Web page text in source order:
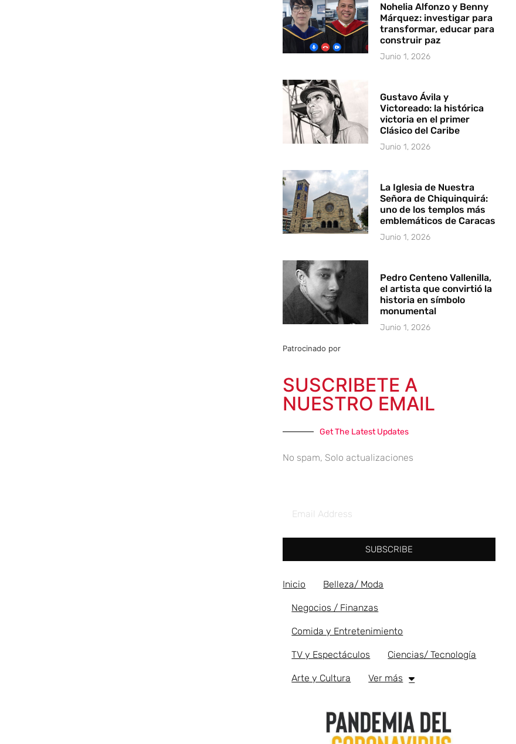
Nohelia Alfonzo y Benny
Márquez: investigar para
transformar, educar para
construir paz
Junio 1, 2026
Gustavo Ávila y
Victoreado: la histórica
victoria en el primer
Clásico del Caribe
Junio 1, 2026
La Iglesia de Nuestra
Señora de Chiquinquirá:
uno de los templos más
emblemáticos de Caracas
Junio 1, 2026
Pedro Centeno Vallenilla,
el artista que convirtió la
historia en símbolo
monumental
Junio 1, 2026
Patrocinado por
SUSCRIBETE A
NUESTRO EMAIL
Get The Latest Updates
No spam, Solo actualizaciones
SUBSCRIBE
Inicio Belleza/ Moda
Negocios / Finanzas
Comida y Entretenimiento
TV y Espectáculos Ciencias/ Tecnología
Arte y Cultura Ver más